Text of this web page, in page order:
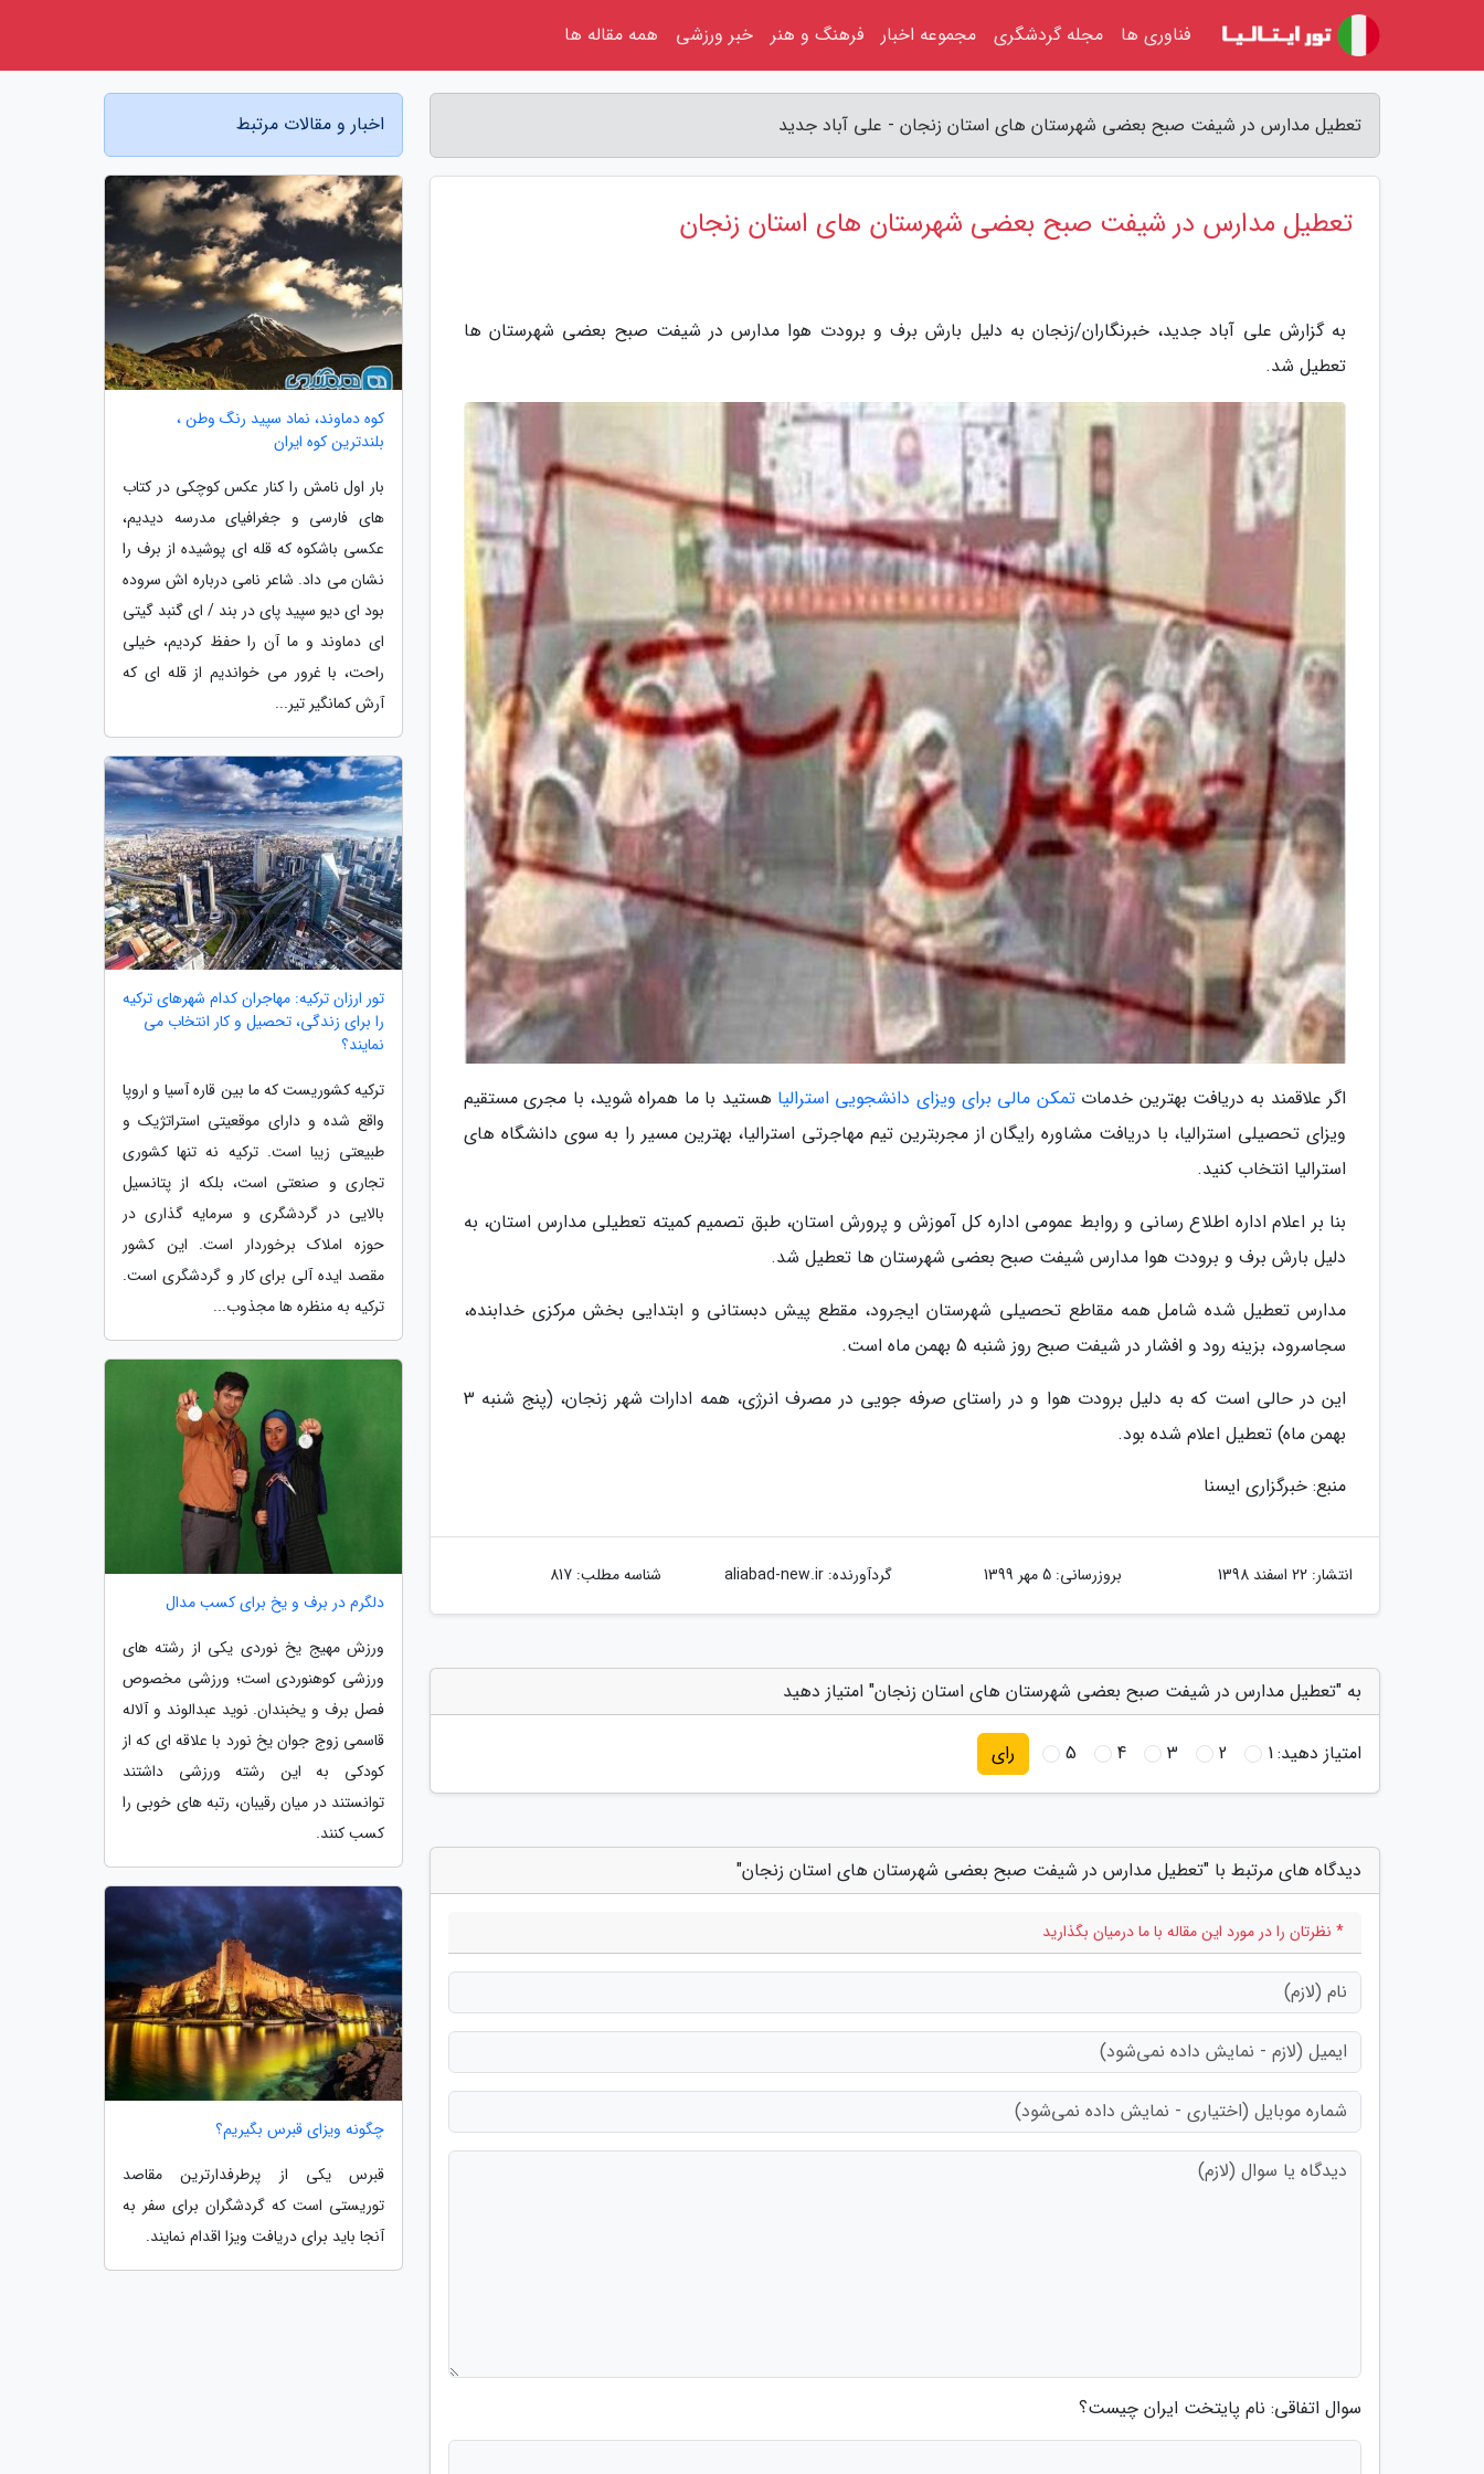
تعطیل مدارس در شیفت صبح بعضی شهرستان های استان زنجان - علی آباد جدید
تعطیل مدارس در شیفت صبح بعضی شهرستان های استان زنجان
به گزارش علی آباد جدید، خبرنگاران/زنجان به دلیل بارش برف و برودت هوا مدارس در شیفت صبح بعضی شهرستان ها
تعطیل شد.
اگر علاقمند به دریافت بهترین خدماتتمکن مالی برای ویزای دانشجویی استرالیا هستید با ما همراه شوید، با مجری مستقیم
ویزای تحصیلی استرالیا، با دریافت مشاوره رایگان از مجربترین تیم مهاجرتی استرالیا، بهترین مسیر را به سوی دانشگاه های
استرالیا انتخاب کنید.
بنا بر اعلام اداره اطلاع رسانی و روابط عمومی اداره کل آموزش و پرورش استان، طبق تصمیم کمیته تعطیلی مدارس استان، به
دلیل بارش برف و برودت هوا مدارس شیفت صبح بعضی شهرستان ها تعطیل شد.
مدارس تعطیل شده شامل همه مقاطع تحصیلی شهرستان ایجرود، مقطع پیش دبستانی و ابتدایی بخش مرکزی خدابنده،
سجاسرود، بزینه رود و افشار در شیفت صبح روز شنبه 5 بهمن ماه است.
این در حالی است که به دلیل برودت هوا و در راستای صرفه جویی در مصرف انرژی، همه ادارات شهر زنجان، (پنج شنبه 3
بهمن ماه) تعطیل اعلام شده بود.
منبع: خبرگزاری ایسنا
انتشار: 22 اسفند 1398 بروزرسانی: 5 مهر 1399 گردآورنده:aliabad-new.ir شناسه مطلب: 817
به "تعطیل مدارس در شیفت صبح بعضی شهرستان های استان زنجان" امتیاز دهید
امتیاز دهید:1
2
3
4
5 رای
دیدگاه های مرتبط با "تعطیل مدارس در شیفت صبح بعضی شهرستان های استان زنجان"
* نظرتان را در مورد این مقاله با ما درمیان بگذارید
سوال اتفاقی: نام پایتخت ایران چیست؟
اخبار و مقالات مرتبط
کوه دماوند، نماد سپید رنگ وطن ،
بلندترین کوه ایران
بار اول نامش را کنار عکس کوچکی در کتاب
های فارسی و جغرافیای مدرسه دیدیم،
عکسی باشکوه که قله ای پوشیده از برف را
نشان می داد. شاعر نامی درباره اش سروده
بود ای دیو سپید پای در بند / ای گنبد گیتی
ای دماوند و ما آن را حفظ کردیم، خیلی
راحت، با غرور می خواندیم از قله ای که
آرش کمانگیر تیر...
تور ارزان ترکیه: مهاجران کدام شهرهای ترکیه
را برای زندگی، تحصیل و کار انتخاب می
نمایند؟
ترکیه کشوریست که ما بین قاره آسیا و اروپا
واقع شده و دارای موقعیتی استراتژیک و
طبیعتی زیبا است. ترکیه نه تنها کشوری
تجاری و صنعتی است، بلکه از پتانسیل
بالایی در گردشگری و سرمایه گذاری در
حوزه املاک برخوردار است. این کشور
مقصد ایده آلی برای کار و گردشگری است.
ترکیه به منظره ها مجذوب...
دلگرم در برف و یخ برای کسب مدال
ورزش مهیج یخ نوردی یکی از رشته های
ورزشی کوهنوردی است؛ ورزشی مخصوص
فصل برف و یخبندان. نوید عبدالوند و آلاله
قاسمی زوج جوان یخ نورد با علاقه ای که از
کودکی به این رشته ورزشی داشتند
توانستند در میان رقیبان، رتبه های خوبی را
کسب کنند.
چگونه ویزای قبرس بگیریم؟
قبرس یکی از پرطرفدارترین مقاصد
توریستی است که گردشگران برای سفر به
آنجا باید برای دریافت ویزا اقدام نمایند.
فناوری ها مجله گردشگری مجموعه اخبار فرهنگ و هنر خبر ورزشی همه مقاله ها